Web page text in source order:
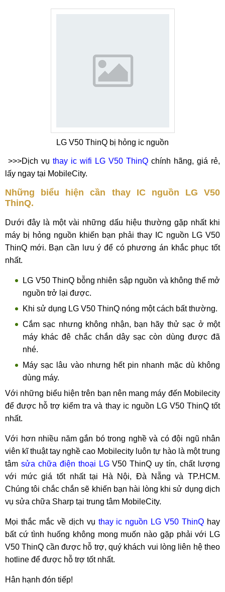
LG V50 ThinQ bị hỏng ic nguồn
>>>Dịch vụ thay ic wifi LG V50 ThinQ chính hãng, giá rẻ,
lấy ngay tại MobileCity.
Những biểu hiện cần thay IC nguồn LG V50
ThinQ.
Dưới đây là một vài những dấu hiệu thường gặp nhất khi
máy bị hỏng nguồn khiến bạn phải thay IC nguồn LG V50
ThinQ mới. Bạn cần lưu ý để có phương án khắc phục tốt
nhất.
LG V50 ThinQ bỗng nhiên sập nguồn và không thể mở
nguồn trở lại được.
Khi sử dụng LG V50 ThinQ nóng một cách bất thường.
Cắm sạc nhưng không nhận, bạn hãy thử sạc ở một
máy khác đê chắc chắn dây sạc còn dùng được đã
nhé.
Máy sạc lâu vào nhưng hết pin nhanh mặc dù không
dùng máy.
Với những biểu hiện trên bạn nên mang máy đến Mobilecity
để được hỗ trợ kiểm tra và thay ic nguồn LG V50 ThinQ tốt
nhất.
Với hơn nhiều năm gắn bó trong nghề và có đội ngũ nhân
viên kĩ thuật tay nghề cao Mobilecity luôn tự hào là một trung
tâm sửa chữa điện thoại LGV50 ThinQ uy tín, chất lượng
với mức giá tốt nhất tại Hà Nội, Đà Nẵng và TP.HCM.
Chúng tôi chắc chắn sẽ khiến bạn hài lòng khi sử dụng dịch
vụ sửa chữa Sharp tại trung tâm MobileCity.
Mọi thắc mắc về dịch vụ thay ic nguồn LG V50 ThinQ hay
bất cứ tình huống không mong muốn nào gặp phải với LG
V50 ThinQ cần được hỗ trợ, quý khách vui lòng liên hệ theo
hotline để được hỗ trợ tốt nhất.
Hân hạnh đón tiếp!